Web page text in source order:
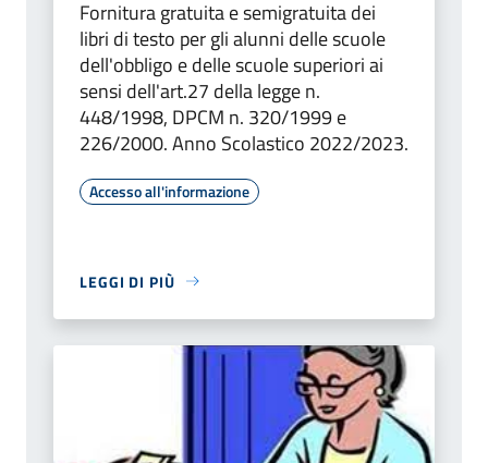
Fornitura gratuita e semigratuita dei
libri di testo per gli alunni delle scuole
dell'obbligo e delle scuole superiori ai
sensi dell'art.27 della legge n.
448/1998, DPCM n. 320/1999 e
226/2000. Anno Scolastico 2022/2023.
Accesso all'informazione
LEGGI DI PIÙ